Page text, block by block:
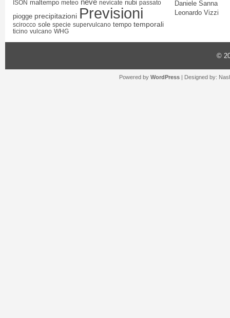
ISON maltempo meteo neve nevicate nubi passato
piogge precipitazioni Previsioni
scirocco sole specie supervulcano tempo temporali
ticino vulcano WHG
Daniele Sanna
Leonardo Vizzi
©
Powered by WordPress | Designed by: